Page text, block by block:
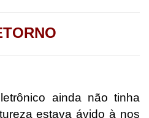
ainda não tinha
estava ávido à nos